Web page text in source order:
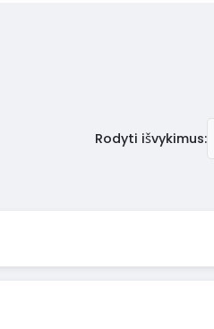
Rodyti išvykimus: